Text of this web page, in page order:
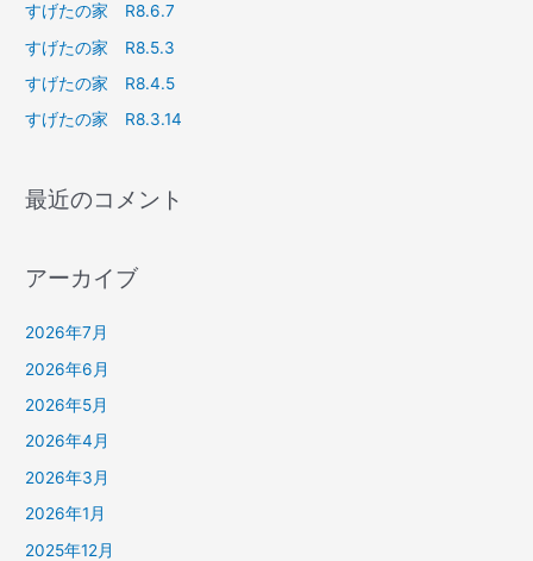
すげたの家 R8.6.7
すげたの家 R8.5.3
すげたの家 R8.4.5
すげたの家 R8.3.14
最近のコメント
アーカイブ
2026年7月
2026年6月
2026年5月
2026年4月
2026年3月
2026年1月
2025年12月